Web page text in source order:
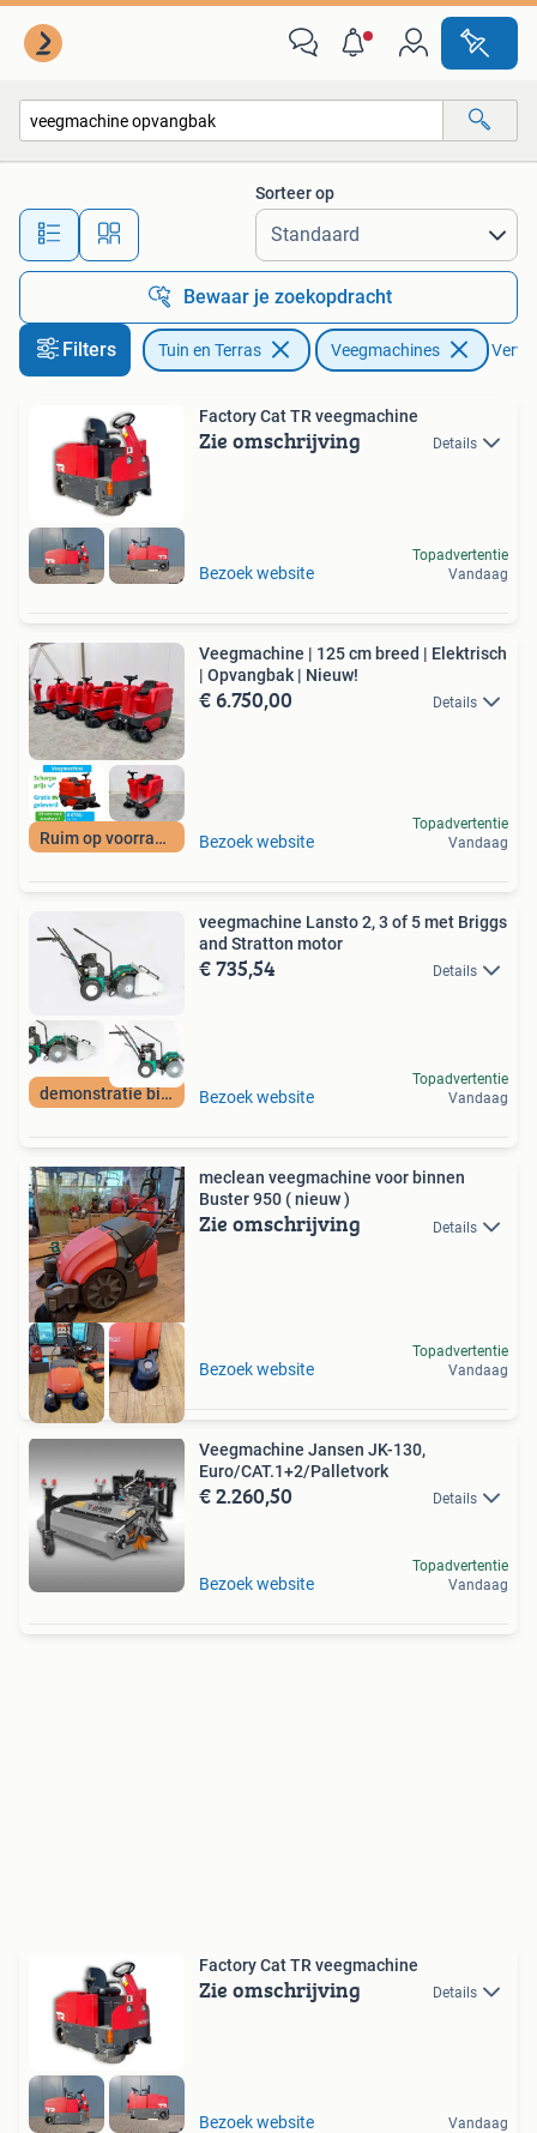
Alle afstanden…
Sorteer op
Bewaar je zoekopdracht
Filters Tuin en Terras Veegmachines
Factory Cat TR veegmachine
Zie omschrijving Details
Bezoek website
Topadvertentie
Vandaag
Ruim op voorraad!
Veegmachine | 125 cm breed | Elektrisch
| Opvangbak | Nieuw!
€ 6.750,00 Details
Bezoek website
Topadvertentie
Vandaag
demonstratie bij U
veegmachine Lansto 2, 3 of 5 met Briggs
and Stratton motor
€ 735,54 Details
Bezoek website
Topadvertentie
Vandaag
meclean veegmachine voor binnen
Buster 950 ( nieuw )
Zie omschrijving Details
Bezoek website
Topadvertentie
Vandaag
Veegmachine Jansen JK-130,
Euro/CAT.1+2/Palletvork
€ 2.260,50 Details
Bezoek website
Topadvertentie
Vandaag
Factory Cat TR veegmachine
Zie omschrijving Details
Bezoek website Vandaag